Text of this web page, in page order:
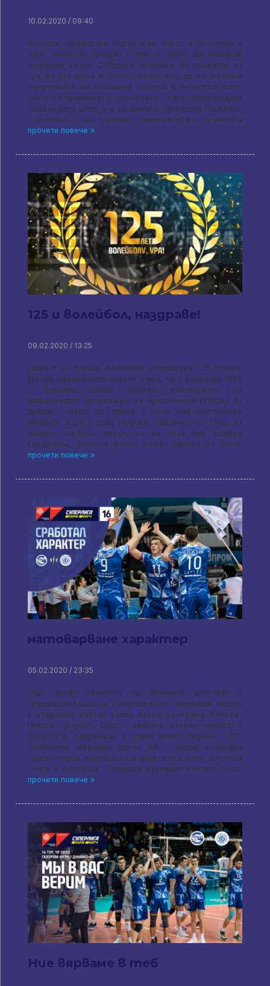
10.02.2020 / 09:40
Руската първенство бърза жак, както е посочено в
един известен продукт, Това е първо да завърши
редовния сезон. Отборите оставени да прекарат от
три до пет мача и вече е възможно да се различи
очертанията на обобщена таблица с телескоп. ясно,
които се занимават с прогнозата - една неблагодарна
задача като цяло, и в сегашната Суперлига PariMatch
- особено, ... но средната температура в болницата
прочети повече »
125 и волейбол, наздраве!
09.02.2020 / 13:25
Докато ти спеше, волейбол отпразнува 125 години.
Да-да, официалната версия отива, че 9 февруари 1895
, Другарю Уилям Морган, ръководител на
младежката организация на християнина (YMCA) Аз
дойдох, какво да правя с този най-християнски
младите хора в град Holyoke, Масачузетс, САЩ. Аз
дойдох, сигурно, преди, но на този ден, според
свидетели, фитнеса беше опънат мрежа от тенис
прочети повече »
натоварване характер
05.02.2020 / 23:35
Още преди началото на военните действия в
треньорския щаб на "Газпром-Ugra" изненада: терена
в стартовия състав вчера пусна на играча "Енисей"
Никита Aksyutin. Сургут веднага излезе напред в
резултата, покриваща в атака Maxim Shpilev - 6:2.
Любопитен инцидент около 9:6 - първи, означава
Сургут видео преглед се върна, след като достигна
точка в Aksyutina - камера фиксиран контакт блок,
прочети повече »
Ние вярваме в теб